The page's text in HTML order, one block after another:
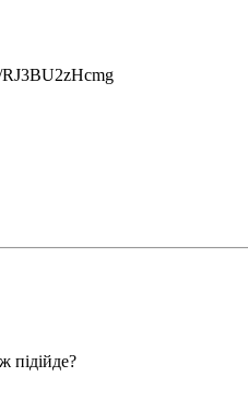
RJ3BU2zHcmg
підійде?